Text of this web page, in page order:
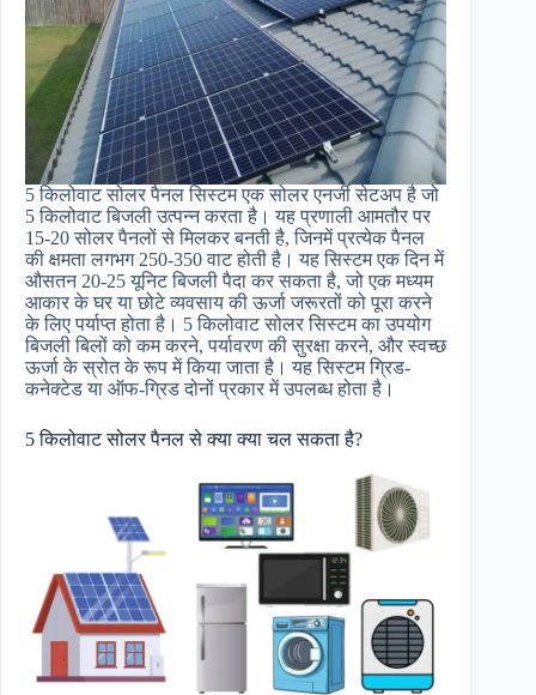
5 किलोवाट सोलर पैनल सिस्टम एक सोलर एनर्जी सेटअप है जो
5 किलोवाट बिजली उत्पन्न करता है। यह प्रणाली आमतौर पर
15-20 सोलर पैनलों से मिलकर बनती है, जिनमें प्रत्येक पैनल
की क्षमता लगभग 250-350 वाट होती है। यह सिस्टम एक दिन में
औसतन 20-25 यूनिट बिजली पैदा कर सकता है, जो एक मध्यम
आकार के घर या छोटे व्यवसाय की ऊर्जा जरूरतों को पूरा करने
के लिए पर्याप्त होता है। 5 किलोवाट सोलर सिस्टम का उपयोग
बिजली बिलों को कम करने, पर्यावरण की सुरक्षा करने, और स्वच्छ
ऊर्जा के स्रोत के रूप में किया जाता है। यह सिस्टम ग्रिड-
कनेक्टेड या ऑफ-ग्रिड दोनों प्रकार में उपलब्ध होता है।
5 किलोवाट सोलर पैनल से क्या क्या चल सकता है?